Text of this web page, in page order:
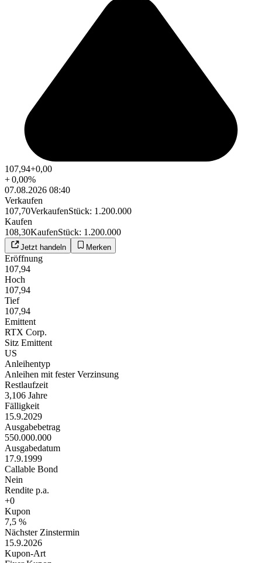
107,94+0,00
+0,00%
07.08.2026 08:40
Verkaufen
107,70VerkaufenStück: 1.200.000
Kaufen
108,30KaufenStück: 1.200.000
Jetzt handeln Merken
Eröffnung
107,94
Hoch
107,94
Tief
107,94
Emittent
RTX Corp.
Sitz Emittent
US
Anleihentyp
Anleihen mit fester Verzinsung
Restlaufzeit
3,106 Jahre
Fälligkeit
15.9.2029
Ausgabebetrag
550.000.000
Ausgabedatum
17.9.1999
Callable Bond
Nein
Rendite p.a.
+0
Kupon
7,5 %
Nächster Zinstermin
15.9.2026
Kupon-Art